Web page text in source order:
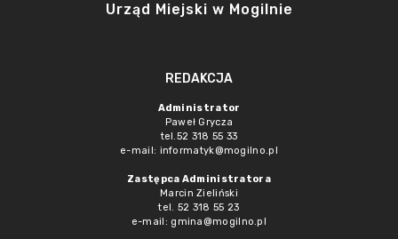
Urząd Miejski w Mogilnie
REDAKCJA
Administrator
Paweł Grycza
tel.52 318 55 33
e-mail: informatyk@mogilno.pl
Zastępca Administratora
Marcin Zieliński
tel. 52 318 55 23
e-mail: gmina@mogilno.pl